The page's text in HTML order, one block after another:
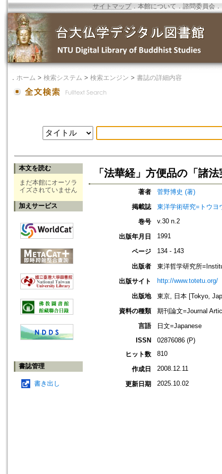
サイトマップ．本館について ． 諮問委員会 ．
． ホーム > 検索システム > 検索エンジン > 書誌の詳細内容
本文を読む
まだ本館にオーソラ
イズされていません
加えサービス
書誌管理
書き出し
「法華経」方便品の「諸
著者
菅野博史 (著)
掲載誌
東洋学術研究=トウヨ
巻号
v.30 n.2
出版年月日 1991
ページ 134 - 143
出版者
東洋哲学研究所
出版サイト
http://www.totetu.org/
出版地
東京, 日本 [Tokyo,
資料の種類
期刊論文=Journal
言語
日文=Japanese
ISSN
02876086 (P)
ヒット数
810
作成日 2008.12.11
更新日期 2025.10.02